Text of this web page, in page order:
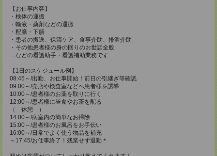
【お仕事内容】
・検体の運搬
・輸液・薬剤などの運搬
・配膳・下膳
・患者の搬送、保清ケア、食事介助、排泄介助
・その他患者様の身の回りのお世話全般
…などの看護助手・看護補助業務です
【1日のスケジュール例】
08:45～/出勤、お仕事開始！前日の引継ぎ等確認
09:00～/売店や検査室などへ患者様を誘導
10:00～/患者様のお薬を取りに行く
12:00～/患者様に昼食やお茶を配る
（ 休憩 ）
14:00～/病室内の簡単なお掃除
15:00～/患者様のお風呂をお手伝い
16:00～/日常でよく使う物品を補充
～17:45/お仕事終了！残業せず退勤＊